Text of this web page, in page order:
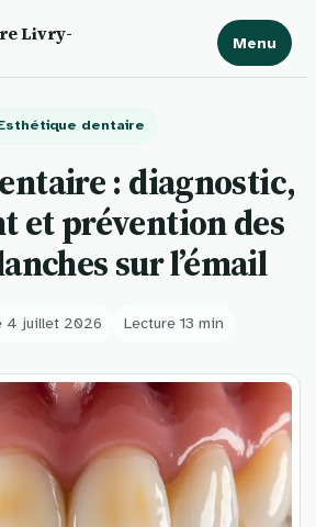
Livry- Menu
dentaire
: diagnostic,
et prévention des
sur l’émail
4 juillet 2026 Lecture 13 min